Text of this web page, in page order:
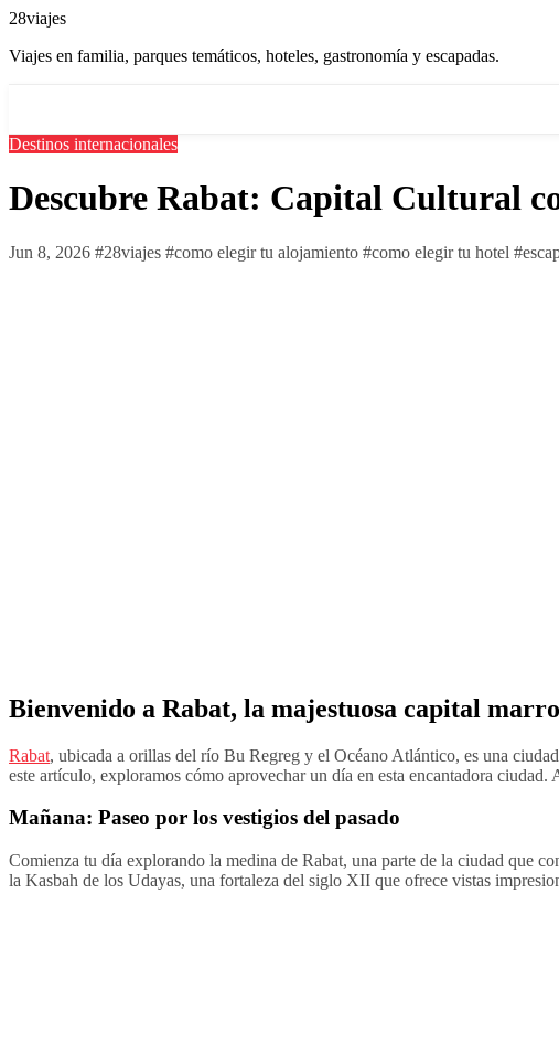
28viajes
Viajes en familia, parques temáticos, hoteles, gastronomía y escapadas.
Destinos internacionales
Descubre Rabat: Capital Cultural
Jun 8, 2026 #28viajes #como elegir tu alojamiento #como elegir tu hotel #
Bienvenido a Rabat, la majestuosa capital
Rabat, ubicada a orillas del río Bu Regreg y el Océano Atlántico, es una
este artículo, exploramos cómo aprovechar un día en esta encantadora
Mañana: Paseo por los vestigios del pasado
Comienza tu día explorando la medina de Rabat, una parte de la ciudad que
la Kasbah de los Udayas, una fortaleza del siglo XII que ofrece vistas